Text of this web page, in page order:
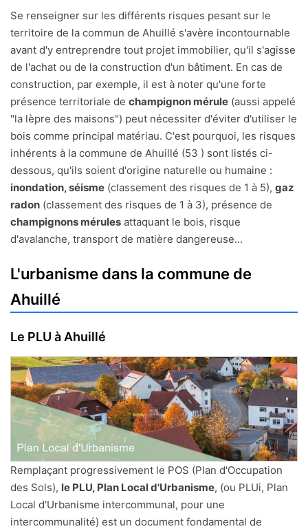
Se renseigner sur les différents risques pesant sur le
territoire de la commun de Ahuillé s'avère incontournable
avant d'y entreprendre tout projet immobilier, qu'il s'agisse
de l'achat ou de la construction d'un bâtiment. En cas de
construction, par exemple, il est à noter qu'une forte
présence territoriale de champignon mérule (aussi appelé
"la lèpre des maisons") peut nécessiter d'éviter d'utiliser le
bois comme principal matériau. C'est pourquoi, les risques
inhérents à la commune de Ahuillé (53 ) sont listés ci-
dessous, qu'ils soient d'origine naturelle ou humaine :
inondation, séisme (classement des risques de 1 à 5), gaz
radon (classement des risques de 1 à 3), présence de
champignons mérules attaquant le bois, risque
d'avalanche, transport de matière dangereuse...
L'urbanisme dans la commune de
Ahuillé
Le PLU à Ahuillé
Remplaçant progressivement le POS (Plan d'Occupation
des Sols), le PLU, Plan Local d'Urbanisme, (ou PLUi, Plan
Local d'Urbanisme intercommunal, pour une
intercommunalité) est un document fondamental de